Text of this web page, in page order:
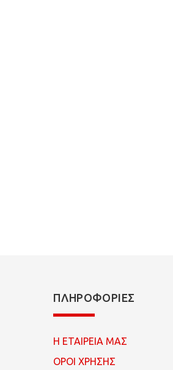
ΠΛΗΡΟΦΟΡΊΕΣ
Η ΕΤΑΙΡΕΙΑ ΜΑΣ
ΟΡΟΙ ΧΡΗΣΗΣ